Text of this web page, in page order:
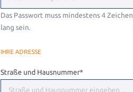
Das Passwort muss mindestens 4 Zeichen
lang sein.
IHRE ADRESSE
Straße und Hausnummer*